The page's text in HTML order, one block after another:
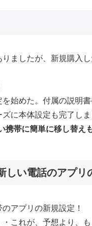
ましたが、新規購入し
始めた。付属の説明
に本体設定も完了しま
携帯に簡単に移し替え
しい電話のアプリ
アプリの新規設定！
・これが、予想より